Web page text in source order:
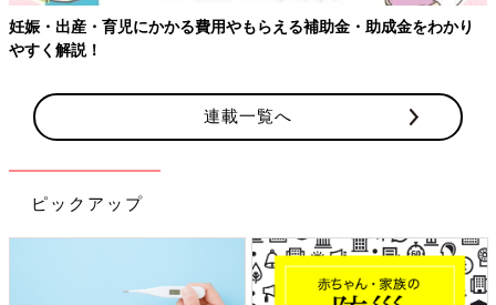
【ワクチン接種できるものも】妊婦の感染症対策、知っておいて！
連載一覧へ
ピックアップ